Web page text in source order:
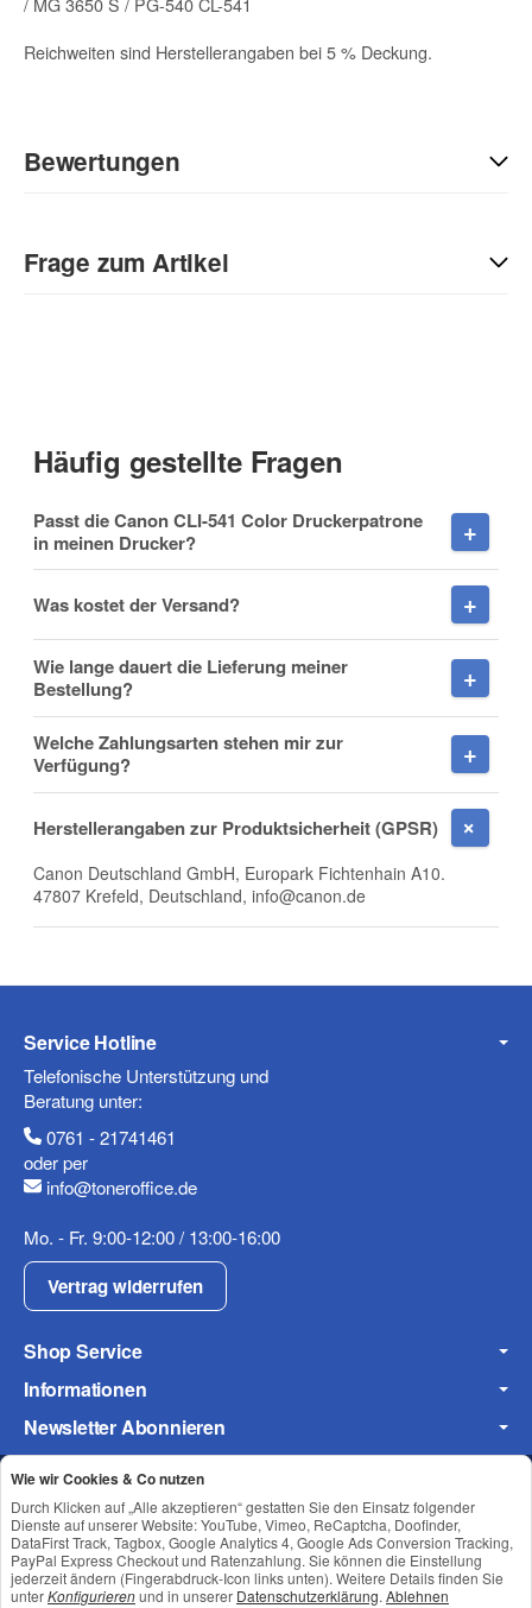
Reichweiten sind Herstellerangaben bei 5 % Deckung.
Bewertungen
Sie Anderen bei der Kaufentscheidung:
Frage zum Artikel
Firma
E-Mail
Mobiltelefon
Fax
Frage zum Artikel
Ihre Frage
Häufig gestellte Fragen
Passt die Canon CLI-541 Color Druckerpatrone
in meinen Drucker?
Was kostet der Versand?
Wie lange dauert die Lieferung meiner
Bestellung?
Welche Zahlungsarten stehen mir zur
Verfügung?
Herstellerangaben zur Produktsicherheit (GPSR)
Canon Deutschland GmbH, Europark Fichtenhain A10.
47807 Krefeld, Deutschland, info@canon.de
Service Hotline
Telefonische Unterstützung und
Beratung unter:
0761 - 21741461
oder per
info@toneroffice.de
Mo. - Fr. 9:00-12:00 / 13:00-16:00
Vertrag widerrufen
Shop Service
Informationen
Newsletter Abonnieren
Datenschutz•Impressum
Wie wir Cookies & Co nutzen
Durch Klicken auf „Alle akzeptieren“ gestatten Sie den Einsatz folgender
Dienste auf unserer Website: YouTube, Vimeo, ReCaptcha, Doofinder,
DataFirst Track, Tagbox, Google Analytics 4, Google Ads Conversion Tracking,
PayPal Express Checkout und Ratenzahlung. Sie können die Einstellung
jederzeit ändern (Fingerabdruck-Icon links unten). Weitere Details finden Sie
unterKonfigurierenund in unserer Datenschutzerklärung. Ablehnen